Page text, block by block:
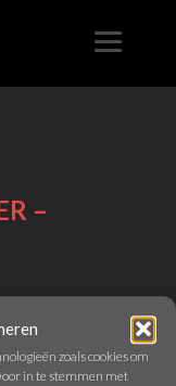
zoals cookies om
in te stemmen met
–